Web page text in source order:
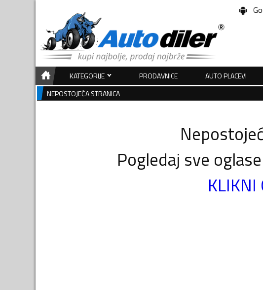
KATEGORIJE PRODAVNICE AUTO PLACEVI
NEPOSTOJEĆA STRANICA
Pogledaj sve
KLIKNI